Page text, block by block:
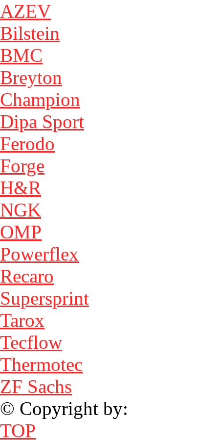
AZEV
Bilstein
BMC
Breyton
Champion
Dipa Sport
Ferodo
Forge
H&R
NGK
OMP
Powerflex
Recaro
Supersprint
Tarox
Tecflow
Thermotec
ZF Sachs
© Copyright by:
TOP